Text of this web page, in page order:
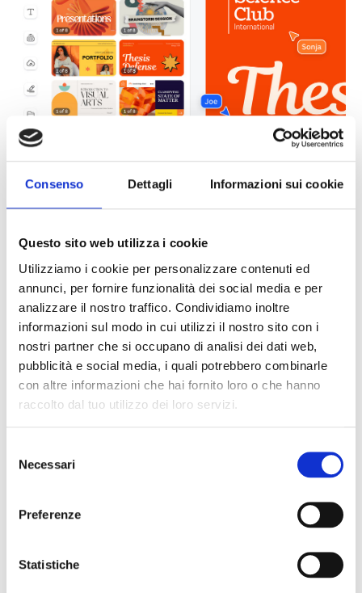
Consenso Dettagli Informazioni sui cookie
Questo sito web utilizza i cookie
Utilizziamo i cookie per personalizzare contenuti ed
annunci, per fornire funzionalità dei social media e per
analizzare il nostro traffico. Condividiamo inoltre
informazioni sul modo in cui utilizzi il nostro sito con i
nostri partner che si occupano di analisi dei dati web,
pubblicità e social media, i quali potrebbero combinarle
con altre informazioni che hai fornito loro o che hanno
raccolto dal tuo utilizzo dei loro servizi.
delNecessari
Preferenze
Statistiche
Scrivici per scoprire come
attivare Canva per la Scuola
gratuitamente
Affinity Education